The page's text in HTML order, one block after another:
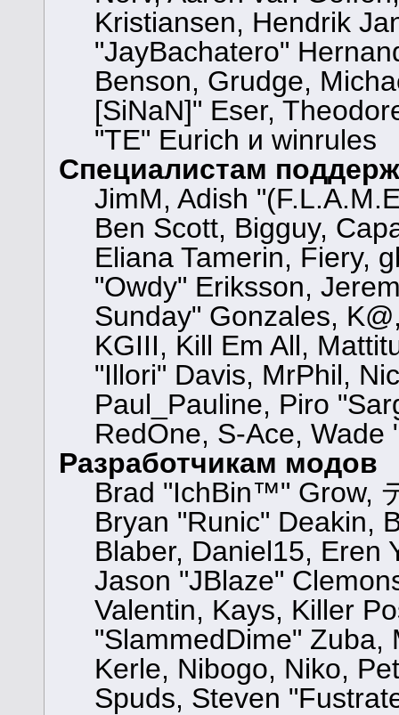
Kristiansen, Hendrik
"JayBachatero"
Benson, Grudge,
[SiNaN]" Eser,
"TE" Eurich и winrules
Специалистам
JimM, Adish
Ben Scott, Bigguy,
Eliana Tamerin, Fiery,
"Owdy" Eriksson,
Sunday" Gonzales,
KGIII, Kill Em All,
"Illori" Davis, MrPhil,
Paul_Pauline, Piro
RedOne, S-Ace,
Разработчикам модов
Brad "IchBin™" Grow,
Bryan "Runic" Deakin,
Blaber, Daniel15, Eren
Jason "JBlaze"
Valentin, Kays, Killer
"SlammedDime" Zuba,
Kerle, Nibogo, Niko,
Spuds, Steven